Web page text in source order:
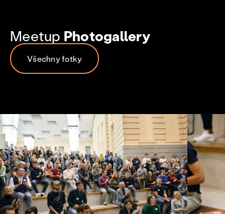
Meetup Photogallery
Všechny fotky